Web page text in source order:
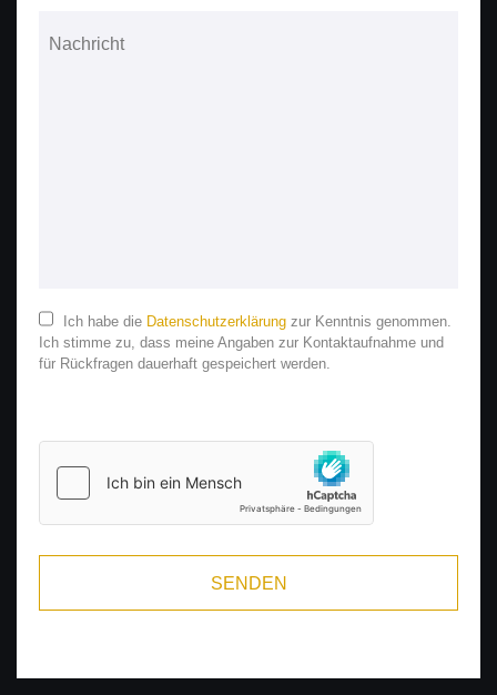
Ich habe die Daten­schutz­erklärung zur Kenntnis genommen.
Ich stimme zu, dass meine Angaben zur Kontakt­aufnahme und
für Rück­fragen dauer­haft gespeichert werden.